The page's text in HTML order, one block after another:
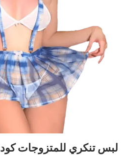
لبس تنكري للمتزوجات كود 1063